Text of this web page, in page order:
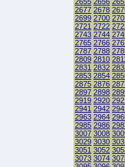
2677 2678
2699 2700
2721 2722
2743 2744
2765 2766
2787 2788
2809 2810
2831 2832
2853 2854
2875 2876
2897 2898
2919 2920
2941 2942
2963 2964
2985 2986
3007 3008
3029 3030
3051 3052
3073 3074